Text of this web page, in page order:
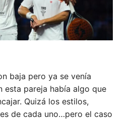
baja pero ya se venía
esta pareja había algo que
Quizá los estilos,
de cada uno…pero el caso